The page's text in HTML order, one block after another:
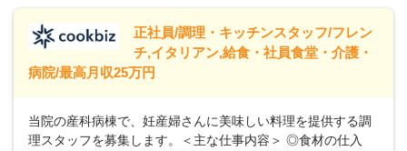
万円、最長10年間として、当社が直接返済を行います。
※試用期間3ヶ月（同条件）
※給与には固定残業代（月22時間分、
39,600円～43,598円分）を含みます。超過
正社員/調理・キッチンスタッフ/フレン
チ,イタリアン,給食・社員食堂・介護・
病院/最高月収25万円
当院の産科病棟で、妊産婦さんに美味しい料理を提供する調
理スタッフを募集します。＜主な仕事内容＞ ◎食材の仕入